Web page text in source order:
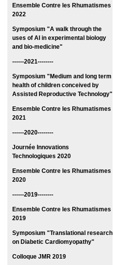
Ensemble Contre les Rhumatismes
2022
Symposium "A walk through the
uses of AI in experimental biology
and bio-medicine"
------2021--------
Symposium "Medium and long term
health of children conceived by
Assisted Reproductive Technology"
Ensemble Contre les Rhumatismes
2021
------2020--------
Journée Innovations
Technologiques 2020
Ensemble Contre les Rhumatismes
2020
------2019--------
Ensemble Contre les Rhumatismes
2019
Symposium "Translational research
on Diabetic Cardiomyopathy"
Colloque JMR 2019